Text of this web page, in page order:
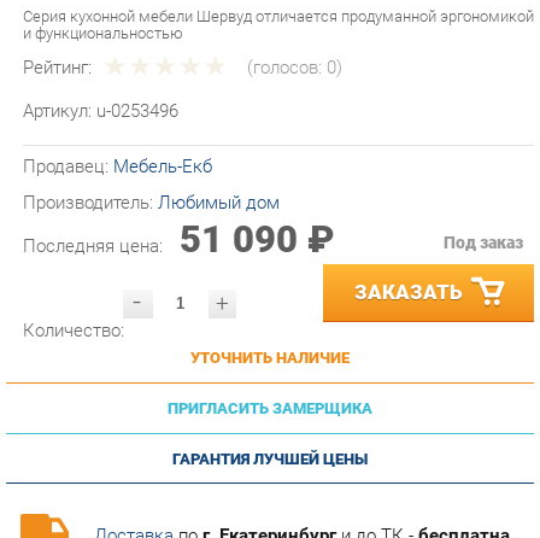
Рейтинг:
Артикул: u-0253496
Производитель:Любимый дом
Последняя цена: 51 090 ₽
- ЗАКАЗАТЬ
УТОЧНИТЬ НАЛИЧИЕ
ПРИГЛАСИТЬ ЗАМЕРЩИКА
ГАРАНТИЯ ЛУЧШЕЙ ЦЕНЫ
Доставкапог. Екатеринбурги до ТК -бесплатна.